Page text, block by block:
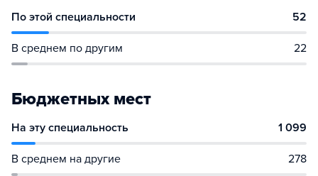
По этой специальности 52
В среднем по другим 22
Бюджетных мест
На эту специальность 1 099
В среднем на другие 278